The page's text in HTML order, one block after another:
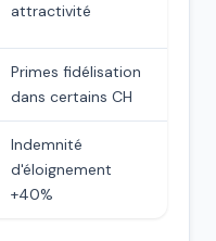
attractivité
Primes fidélisation
dans certains CH
Indemnité
d'éloignement
+40%